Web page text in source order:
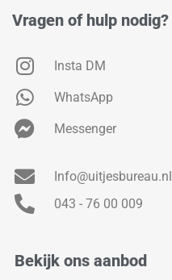
Vragen of hulp nodig?
Insta DM
WhatsApp
Messenger
Info@uitjesbureau.nl
043 - 76 00 009
Bekijk ons aanbod